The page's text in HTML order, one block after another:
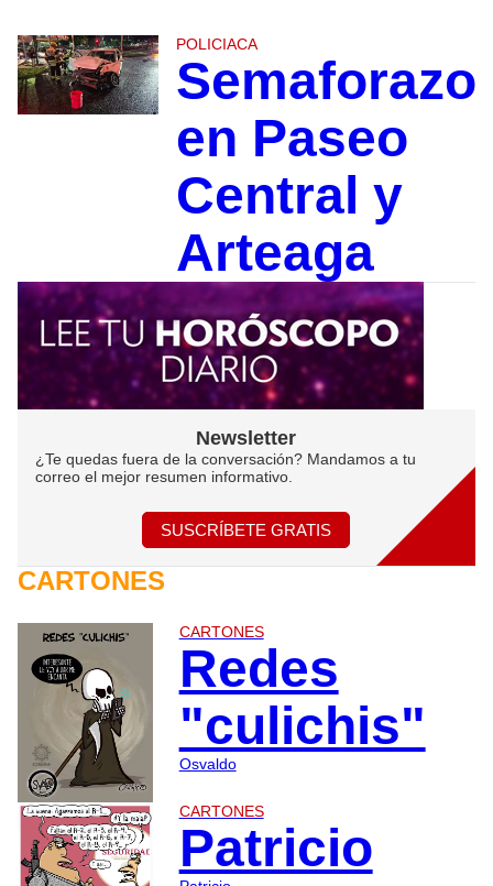
POLICIACA
Semaforazo
en Paseo
Central y
Arteaga
Newsletter
¿Te quedas fuera de la conversación? Mandamos a tu
correo el mejor resumen informativo.
SUSCRÍBETE GRATIS
CARTONES
CARTONES
Redes
"culichis"
Osvaldo
CARTONES
Patricio